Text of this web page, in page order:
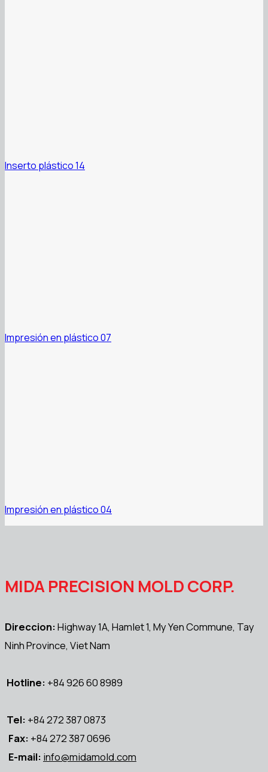
Inserto plástico 14
Impresión en plástico 07
Impresión en plástico 04
MIDA PRECISION MOLD CORP.
Direccion:Highway 1A, Hamlet 1, My Yen Commune, Tay
Ninh Province, Viet Nam
Hotline: +84 926 60 8989
Tel: +84 272 387 0873
Fax: +84 272 387 0696
E-mail: info@midamold.com